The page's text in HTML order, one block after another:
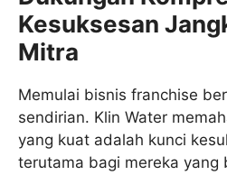
Kesuksesan
Mitra
Memulai bisnis franchise
sendirian. Klin Water
yang kuat adalah kunci
terutama bagi mereka yang